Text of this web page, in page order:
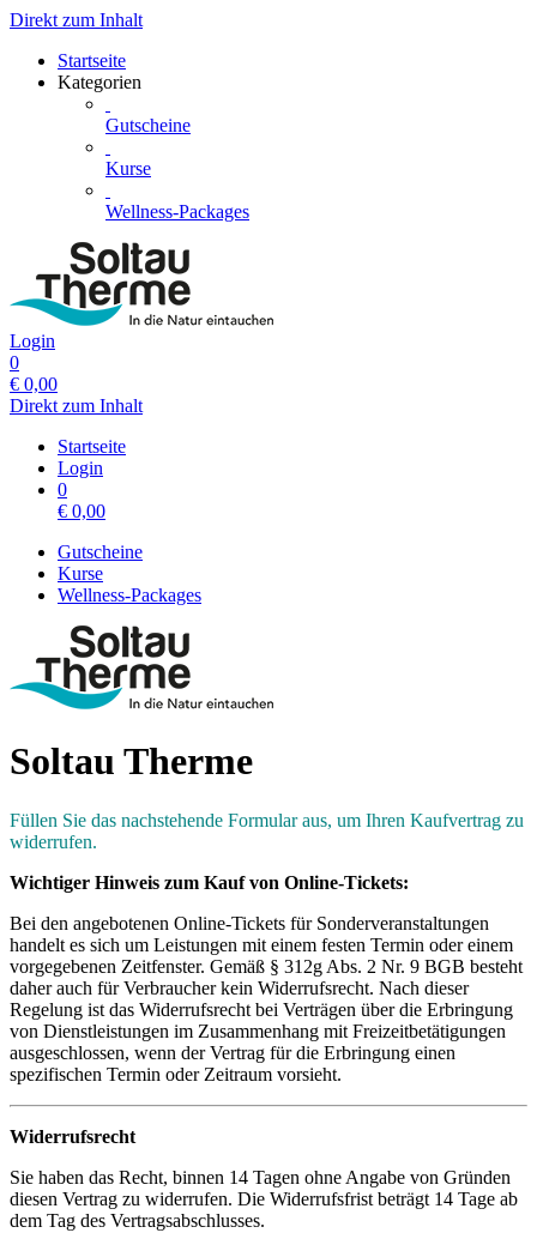
Direkt zum Inhalt
Startseite
Kategorien
Gutscheine
Kurse
Wellness-Packages
Login
0
€ 0,00
Direkt zum Inhalt
Startseite
Login
0
€ 0,00
Gutscheine
Kurse
Wellness-Packages
Soltau Therme
Füllen Sie das nachstehende Formular aus, um Ihren Kaufvertrag zu
widerrufen.
Wichtiger Hinweis zum Kauf von Online-Tickets:
Bei den angebotenen Online-Tickets für Sonderveranstaltungen
handelt es sich um Leistungen mit einem festen Termin oder einem
vorgegebenen Zeitfenster. Gemäß § 312g Abs. 2 Nr. 9 BGB besteht
daher auch für Verbraucher kein Widerrufsrecht. Nach dieser
Regelung ist das Widerrufsrecht bei Verträgen über die Erbringung
von Dienstleistungen im Zusammenhang mit Freizeitbetätigungen
ausgeschlossen, wenn der Vertrag für die Erbringung einen
spezifischen Termin oder Zeitraum vorsieht.
Widerrufsrecht
Sie haben das Recht, binnen 14 Tagen ohne Angabe von Gründen
diesen Vertrag zu widerrufen. Die Widerrufsfrist beträgt 14 Tage ab
dem Tag des Vertragsabschlusses.